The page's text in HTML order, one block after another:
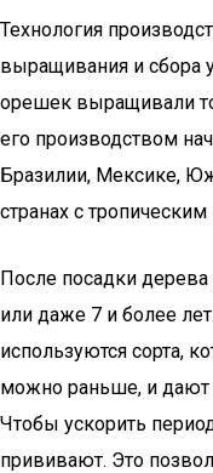
Технология
выращивания и сбора
орешек выращивали
его производством
Бразилии, Мексике,
странах с
После посадки дерева
или даже 7 и более
используются сорта,
можно раньше, и дают
Чтобы ускорить
прививают. Это